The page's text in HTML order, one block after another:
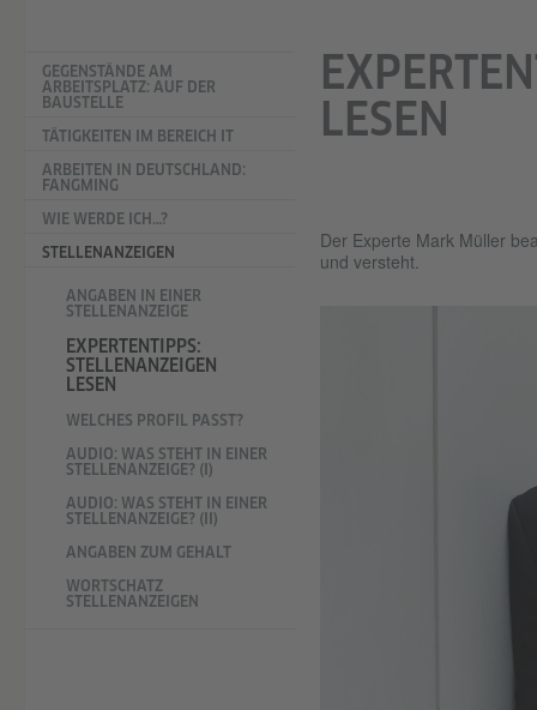
GEGENSTÄNDE AM
ARBEITSPLATZ: AUF DER
BAUSTELLE
TÄTIGKEITEN IM BEREICH IT
ARBEITEN IN DEUTSCHLAND:
FANGMING
WIE WERDE ICH…?
STELLENANZEIGEN
ANGABEN IN EINER
STELLENANZEIGE
EXPERTENTIPPS:
STELLENANZEIGEN
LESEN
WELCHES PROFIL PASST?
AUDIO: WAS STEHT IN EINER
STELLENANZEIGE? (I)
AUDIO: WAS STEHT IN EINER
STELLENANZEIGE? (II)
ANGABEN ZUM GEHALT
WORTSCHATZ
STELLENANZEIGEN
LESEN
Der Experte Mark Müller
und versteht.